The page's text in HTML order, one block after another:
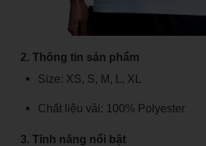
2. Thông tin sản phẩm
Size: XS, S, M, L, XL
Chất liệu vải: 100% Polyester
3. Tính năng nổi bật